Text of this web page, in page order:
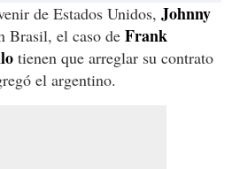
de Estados Unidos, Johnny
Brasil, el caso de Frank
tienen que arreglar su contrato
el argentino.